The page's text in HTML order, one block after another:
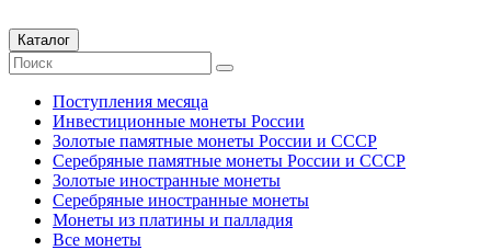
Каталог
Поступления месяца
Инвестиционные монеты России
Золотые памятные монеты России и СССР
Серебряные памятные монеты России и СССР
Золотые иностранные монеты
Серебряные иностранные монеты
Монеты из платины и палладия
Все монеты